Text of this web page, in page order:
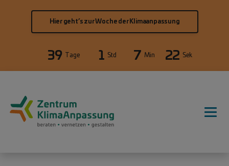
Hier geht’s zur Woche der Klimaanpassung
39 Tage 1 Std 7 Min 21 Sek